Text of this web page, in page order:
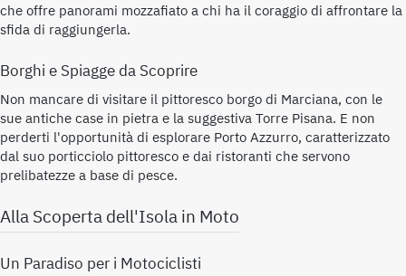
che offre panorami mozzafiato a chi ha il coraggio di affrontare la
sfida di raggiungerla.
Borghi e Spiagge da Scoprire
Non mancare di visitare il pittoresco borgo di Marciana, con le
sue antiche case in pietra e la suggestiva Torre Pisana. E non
perderti l'opportunità di esplorare Porto Azzurro, caratterizzato
dal suo porticciolo pittoresco e dai ristoranti che servono
prelibatezze a base di pesce.
Alla Scoperta dell'Isola in Moto
Un Paradiso per i Motociclisti